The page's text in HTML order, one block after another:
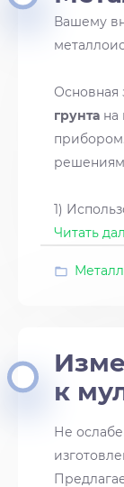
Вашему
Основная
грунта на
1)
Читать
к
Не